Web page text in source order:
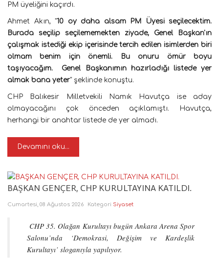
PM üyeliğini kaçırdı.
Ahmet Akın, "10 oy daha alsam PM Üyesi seçilecektim.
Burada seçilip seçilememekten ziyade, Genel Başkan'ın
çalışmak istediği ekip içerisinde tercih edilen isimlerden biri
olmam benim için önemli. Bu onuru ömür boyu
taşıyacağım. Genel Başkanımın hazırladığı listede yer
almak bana yeter" şeklinde konuştu.
CHP Balıkesir Milletvekili Namık Havutça ise aday
olmayacağını çok önceden açıklamıştı. Havutça,
herhangi bir anahtar listede de yer almadı.
Devamını oku...
BAŞKAN GENÇER, CHP KURULTAYINA KATILDI.
Cumartesi, 08 Ağustos 2026 Kategori Siyaset
CHP 35. Olağan Kurultayı bugün Ankara Arena Spor
Salonu’nda ‘Demokrasi, Değişim ve Kardeşlik
Kurultayı’ sloganıyla yapılıyor.